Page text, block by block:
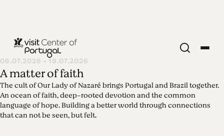
Edition 103 -
Portugal
23.07.2026 • 02.08.2026
What's to love about Portugal? What drives
travellers from all corners of the world to come
06.07.2026 • 19.07.2026
A matter of faith
The cult of Our Lady of Nazaré brings Portugal and Brazil together.
An ocean of faith, deep-rooted devotion and the common
language of hope. Building a better world through connections
that can not be seen, but felt.